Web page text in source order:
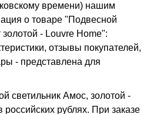
времени) нашим
о товаре "Подвесной
- Louvre Home":
отзывы покупателей,
- представлена для
светильник Амос, золотой -
российских рублях. При заказе